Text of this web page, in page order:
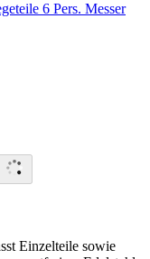
6 Pers. Messer
Einzelteile sowie